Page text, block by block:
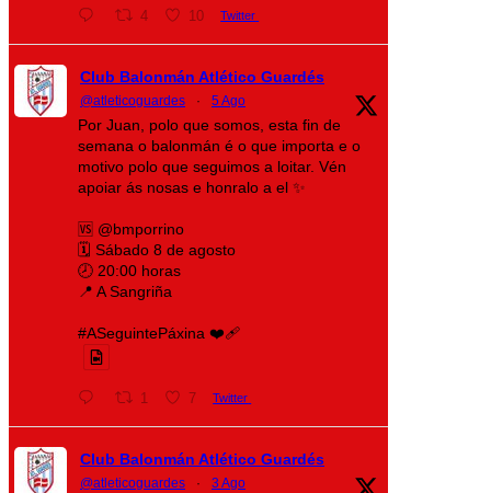
4 10 Twitter
Club Balonmán Atlético Guardés
@atleticoguardes · 5 Ago
Por Juan, polo que somos, esta fin de
semana o balonmán é o que importa e o
motivo polo que seguimos a loitar. Vén
apoiar ás nosas e honralo a el ✨
🆚 @bmporrino
🗓️ Sábado 8 de agosto
🕗 20:00 horas
📍 A Sangriña
#ASeguintePáxina ❤️‍🩹
1 7 Twitter
Club Balonmán Atlético Guardés
@atleticoguardes · 3 Ago